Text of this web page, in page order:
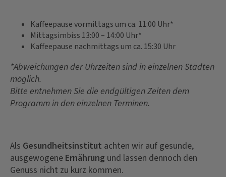
Kaffeepause vormittags um ca. 11:00 Uhr*
Mittagsimbiss 13:00 – 14:00 Uhr*
Kaffeepause nachmittags um ca. 15:30 Uhr
*Abweichungen der Uhrzeiten sind in einzelnen Städten
möglich.
Bitte entnehmen Sie die endgültigen Zeiten dem
Programm in den einzelnen Terminen.
Als Gesundheitsinstitut achten wir auf gesunde,
ausgewogene Ernährung und lassen dennoch den
Genuss nicht zu kurz kommen.